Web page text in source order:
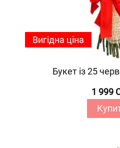
Букет із 25
1 999
Вигідна ціна